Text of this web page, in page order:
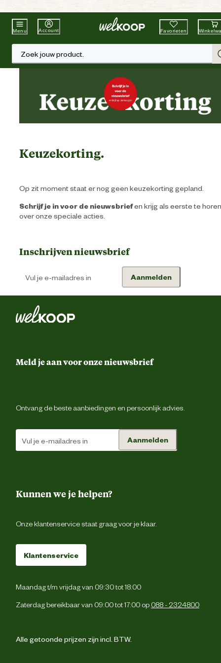
Beste WinkelketenTuin & Dier
Menu Account Favorieten
Zoek jouw product.
Keuzekorting.
Op zit moment staat er nog geen keuzekorting gepland.
Schrijf je in voor de nieuwsbriefen krijg als eerste te horen
over onze speciale acties.
Inschrijven nieuwsbrief
Aanmelden
Meld je aan voor onze nieuwsbrief
Ontvang de beste aanbiedingen en persoonlijk advies.
Aanmelden
Kunnen we je helpen?
Onze klantenservice staat graag voor je klaar.
Klantenservice
Maandag t/m vrijdag van 09:30 tot 18:00
Zaterdag bereikbaar van 09:00 tot 17:00 op 088 - 2324800
Alle getoonde prijzen zijn incl. BTW.